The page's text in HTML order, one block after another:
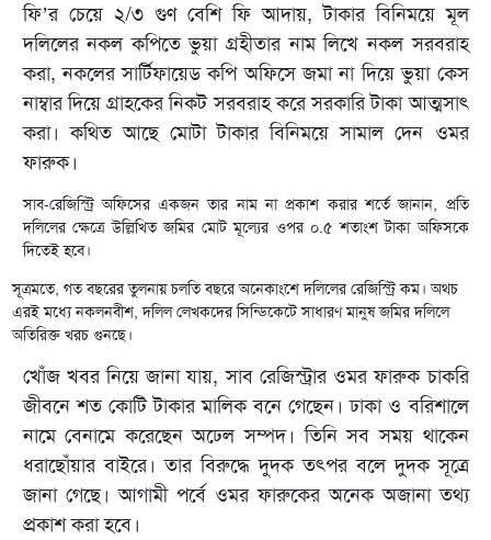
ফি’র চেয়ে ২/৩ গুণ বেশি ফি আদায়, টাকার বিনিময়ে মূল
দলিলের নকল কপিতে ভুয়া গ্রহীতার নাম লিখে নকল সরবরাহ
করা, নকলের সার্টিফায়েড কপি অফিসে জমা না দিয়ে ভুয়া কেস
নাম্বার দিয়ে গ্রাহকের নিকট সরবরাহ করে সরকারি টাকা আত্মসাৎ
করা। কথিত আছে মোটা টাকার বিনিময়ে সামাল দেন ওমর
ফারুক।
সাব-রেজিস্ট্রি অফিসের একজন তার নাম না প্রকাশ করার শর্তে জানান, প্রতি
দলিলের ক্ষেত্রে উল্লিখিত জমির মোট মূল্যের ওপর ০.৫ শতাংশ টাকা অফিসকে
দিতেই হবে।
সূত্রমতে, গত বছরের তুলনায় চলতি বছরে অনেকাংশে দলিলের রেজিস্ট্রি কম। অথচ
এরই মধ্যে নকলনবীশ, দলিল লেখকদের সিন্ডিকেটে সাধারণ মানুষ জমির দলিলে
অতিরিক্ত খরচ গুনছে।
খোঁজ খবর নিয়ে জানা যায়, সাব রেজিস্ট্রার ওমর ফারুক চাকরি
জীবনে শত কোটি টাকার মালিক বনে গেছেন। ঢাকা ও বরিশালে
নামে বেনামে করেছেন অঢেল সম্পদ। তিনি সব সময় থাকেন
ধরাছোঁয়ার বাইরে। তার বিরুদ্ধে দুদক তৎপর বলে দুদক সূত্রে
জানা গেছে। আগামী পর্বে ওমর ফারুকের অনেক অজানা তথ্য
প্রকাশ করা হবে।